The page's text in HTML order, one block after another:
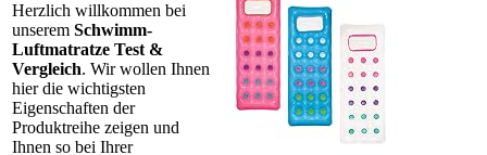
Herzlich willkommen bei
unserem Schwimm-
Luftmatratze Test &
Vergleich. Wir wollen Ihnen
hier die wichtigsten
Eigenschaften der
Produktreihe zeigen und
Ihnen so bei Ihrer